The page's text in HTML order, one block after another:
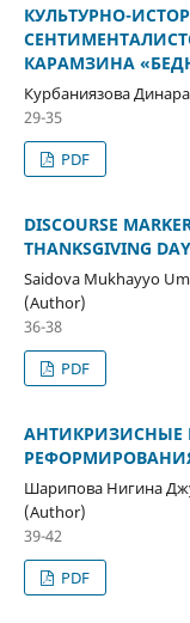
КУЛЬТУРНО-
КАРАМЗИНА
Курбаниязова
29-35
PDF
DISCOURSE
THANKSGIVING
Saidova Mukhayyo
(Author)
36-38
PDF
АНТИКРИЗИСНЫЕ
Шарипова Нигина
(Author)
39-42
PDF